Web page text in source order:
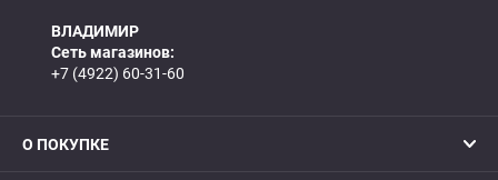
ВЛАДИМИР
Сеть магазинов:
+7 (4922) 60-31-60
О ПОКУПКЕ